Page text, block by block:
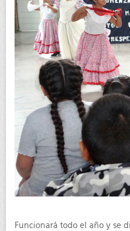
Funcionará todo el año y se